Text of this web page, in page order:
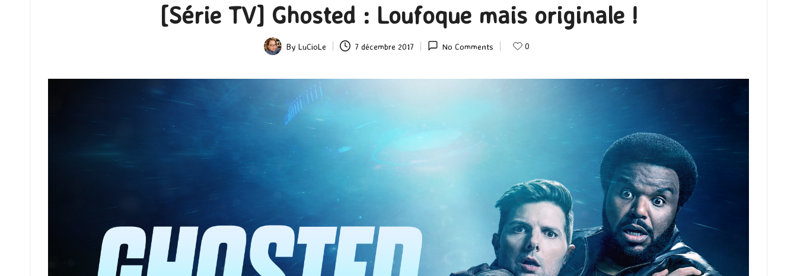
[Série TV] Ghosted : Loufoque mais originale !
Posted
By LuCioLe 7 décembre 2017 No Comments 0